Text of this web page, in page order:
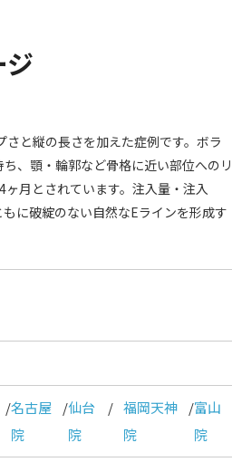
と縦の長さを加えた症例です。ボラ
、顎・輪郭など骨格に近い部位へのリ
月とされています。注入量・注入
に破綻のない自然なEラインを形成す
/名古屋
院
/仙台
院
/ 福岡天神
院
/富山
院